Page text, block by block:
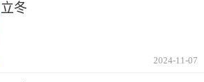
立冬
2024-11-07